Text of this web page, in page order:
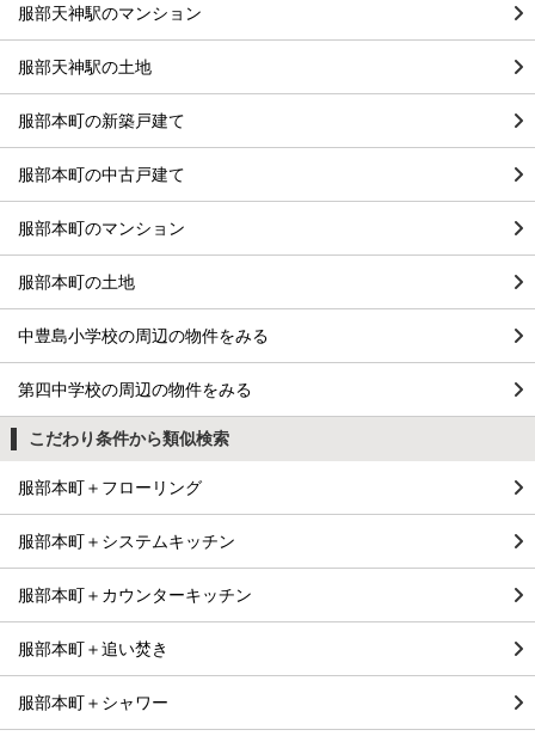
服部天神駅のマンション
服部天神駅の土地
服部本町の新築戸建て
服部本町の中古戸建て
服部本町のマンション
服部本町の土地
中豊島小学校の周辺の物件をみる
第四中学校の周辺の物件をみる
こだわり条件から類似検索
服部本町＋フローリング
服部本町＋システムキッチン
服部本町＋カウンターキッチン
服部本町＋追い焚き
服部本町＋シャワー